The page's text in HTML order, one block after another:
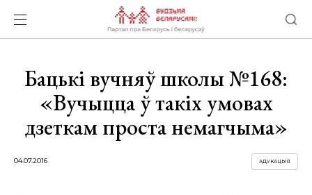
Бацькі вучняў школы №168:
«Вучыцца ў такіх умовах
дзеткам проста немагчыма»
04.07.2016 АДУКАЦЫЯ